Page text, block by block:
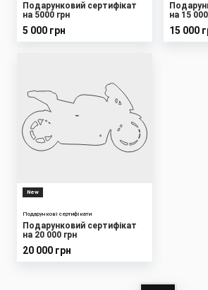
Подарунковий сертифікат
на 5000 грн
5 000 грн
на 15
15 000
New
Подарункові сертифікати
Подарунковий сертифікат
на 20 000 грн
20 000 грн